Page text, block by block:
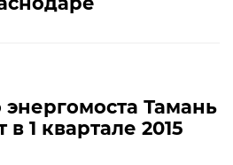
энергомоста Тамань
1 квартале 2015